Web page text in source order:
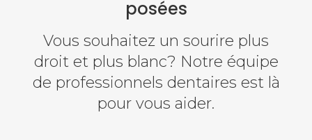
posées
Vous souhaitez un sourire plus
droit et plus blanc? Notre équipe
de professionnels dentaires est là
pour vous aider.